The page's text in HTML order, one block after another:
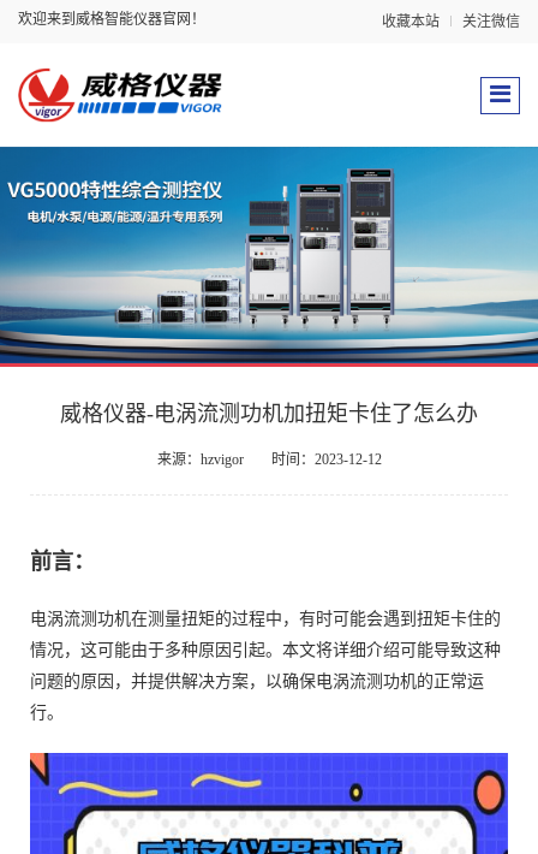
欢迎来到威格智能仪器官网！ 收藏本站 关注微信
威格仪器-电涡流测功机加扭矩卡住了怎么办
来源：hzvigor 时间：2023-12-12
前言：
电涡流测功机在测量扭矩的过程中，有时可能会遇到扭矩卡住的
情况，这可能由于多种原因引起。本文将详细介绍可能导致这种
问题的原因，并提供解决方案，以确保电涡流测功机的正常运
行。